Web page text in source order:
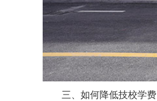
三、如何降低技校学费